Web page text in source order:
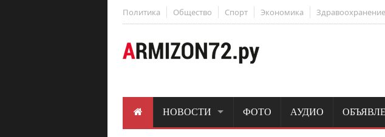
Политика Общество Спорт Экономика Здравоохранение
НОВОСТИ ФОТО АУДИО